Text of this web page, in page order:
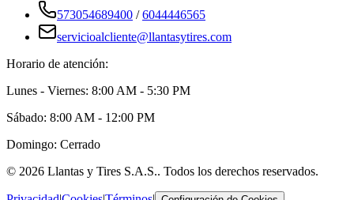
573054689400 /6044446565
servicioalcliente@llantasytires.com
Horario de atención:
Lunes - Viernes: 8:00 AM - 5:30 PM
Sábado: 8:00 AM - 12:00 PM
Domingo: Cerrado
© 2026 Llantas y Tires S.A.S.. Todos los derechos reservados.